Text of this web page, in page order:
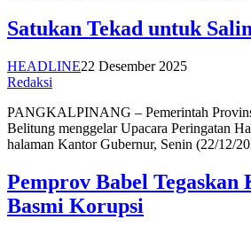
Satukan Tekad untuk
HEADLINE22 Desember 2025
Redaksi
PANGKALPINANG – Pemerintah
Belitung menggelar Upacara Peringatan
halaman Kantor Gubernur, Senin (22/12/
Pemprov Babel Tegaskan
Basmi Korupsi